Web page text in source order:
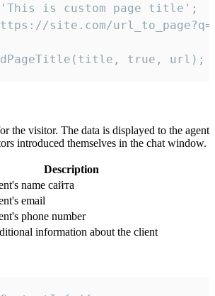
is custom page title';
site.com/
true, url);
the visitor. The data is displayed to the agent
introduced themselves in the chat window.
Description
name сайта
email
phone number
information about the client